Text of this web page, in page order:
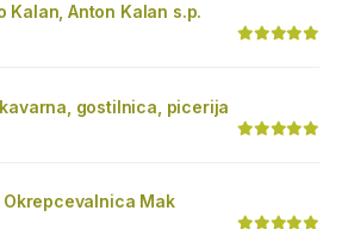
Kalan, Anton Kalan s.p.
gostilnica, picerija
Okrepcevalnica Mak